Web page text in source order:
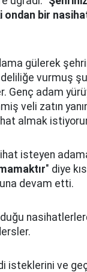
ondan bir
gülerek
vurmuş
Genç adam
veli zatın
almak
isteyen
" diye
devam etti.
isteklerini ve